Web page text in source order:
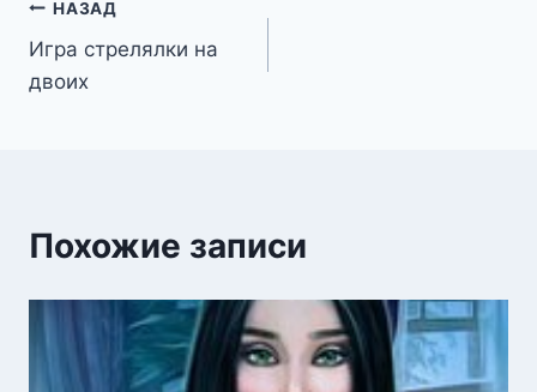
Навигация
по
НАЗАД
Игра стрелялки на
двоих
Похожие записи